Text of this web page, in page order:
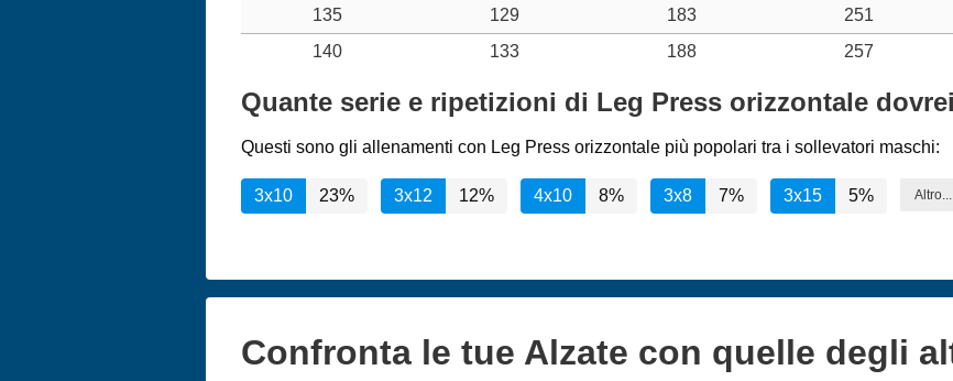
135
129 183 251
140
133 188 257
Quante serie e ripetizioni di Leg Press orizzontale
Questi sono gli allenamenti con Leg Press orizzontale più popolari tra i sollevatori maschi:
3x10 23% 3x12 12% 4x10 8% 3x8 7% 3x15 5% Altro...
Confronta le tue Alzate con quelle degli